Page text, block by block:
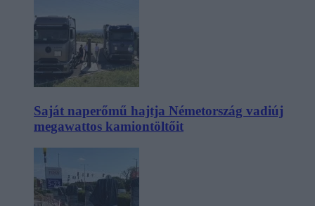
Saját naperőmű hajtja Németország vadiúj
megawattos kamiontöltőit